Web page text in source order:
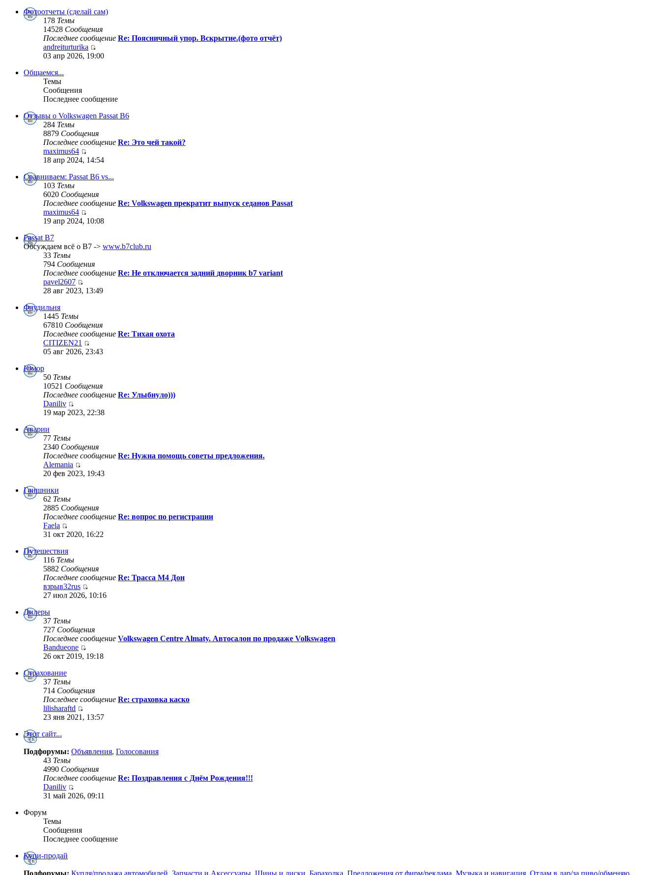
Фотоотчеты (сделай сам)
178 Темы
14528 Сообщения
Последнее сообщение Re: Поясничный упор. Вскрытие.(фото отчёт)
andreiturturika
03 апр 2026, 19:00
Общаемся...
Темы
Сообщения
Последнее сообщение
Отзывы о Volkswagen Passat B6
284 Темы
8879 Сообщения
Последнее сообщение Re: Это чей такой?
maximus64
18 апр 2024, 14:54
Сравниваем: Passat B6 vs...
103 Темы
6020 Сообщения
Последнее сообщение Re: Volkswagen прекратит выпуск седанов Passat
maximus64
19 апр 2024, 10:08
Passat B7
Обсуждаем всё о B7 -> www.b7club.ru
33 Темы
794 Сообщения
Последнее сообщение Re: Не отключается задний дворник b7 variant
pavel2607
28 авг 2023, 13:49
Флудильня
1445 Темы
67810 Сообщения
Последнее сообщение Re: Тихая охота
CITIZEN21
05 авг 2026, 23:43
Юмор
50 Темы
10521 Сообщения
Последнее сообщение Re: Улыбнуло)))
Daniliv
19 мар 2023, 22:38
Аварии
77 Темы
2340 Сообщения
Последнее сообщение Re: Нужна помощь советы предложения.
Alemania
20 фев 2023, 19:43
Гаишники
62 Темы
2885 Сообщения
Последнее сообщение Re: вопрос по регистрации
Faela
31 окт 2020, 16:22
Путешествия
116 Темы
5882 Сообщения
Последнее сообщение Re: Трасса М4 Дон
взрыв32rus
27 июл 2026, 10:16
Дилеры
37 Темы
727 Сообщения
Последнее сообщение Volkswagen Centre Almaty. Автосалон по продаже Volkswagen
Bandueone
26 окт 2019, 19:18
Страхование
37 Темы
714 Сообщения
Последнее сообщение Re: страховка каско
lilisharaftd
23 янв 2021, 13:57
Этот сайт...
Подфорумы: Объявления, Голосования
43 Темы
4990 Сообщения
Последнее сообщение Re: Поздравления с Днём Рождения!!!
Daniliv
31 май 2026, 09:11
Форум
Темы
Сообщения
Последнее сообщение
Купи-продай